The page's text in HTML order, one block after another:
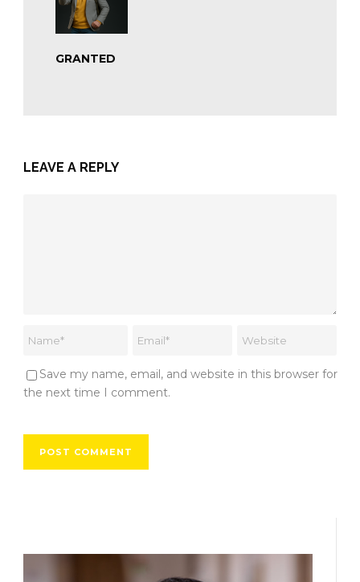
GRANTED
LEAVE A REPLY
Save my name, email, and website in this browser for
the next time I comment.